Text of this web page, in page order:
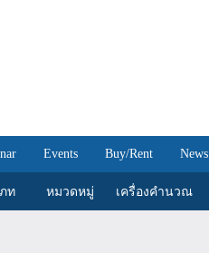
Events Buy/Rent News
ท หมวดหมู่ เครื่องคำนวณ